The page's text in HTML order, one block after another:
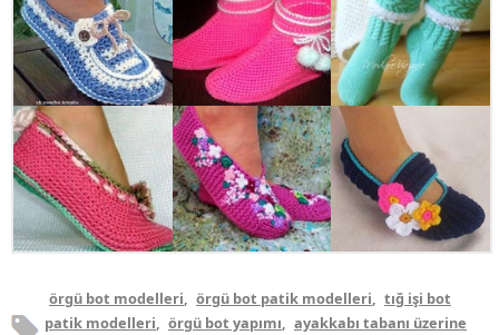
örgü bot modelleri, örgü bot patik modelleri, tığ işi bot
patik modelleri, örgü bot yapımı, ayakkabı tabanı üzerine